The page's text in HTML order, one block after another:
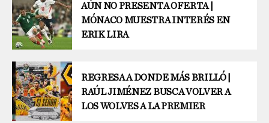
AÚN NO PRESENTA OFERTA |
MÓNACO MUESTRA INTERÉS EN
ERIK LIRA
REGRESA A DONDE MÁS BRILLÓ |
RAÚL JIMÉNEZ BUSCA VOLVER A
LOS WOLVES A LA PREMIER